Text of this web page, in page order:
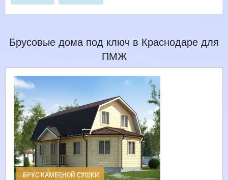
Брусовые дома под ключ в Краснодаре для
ПМЖ
БРУС КАМЕРНОЙ СУШКИ